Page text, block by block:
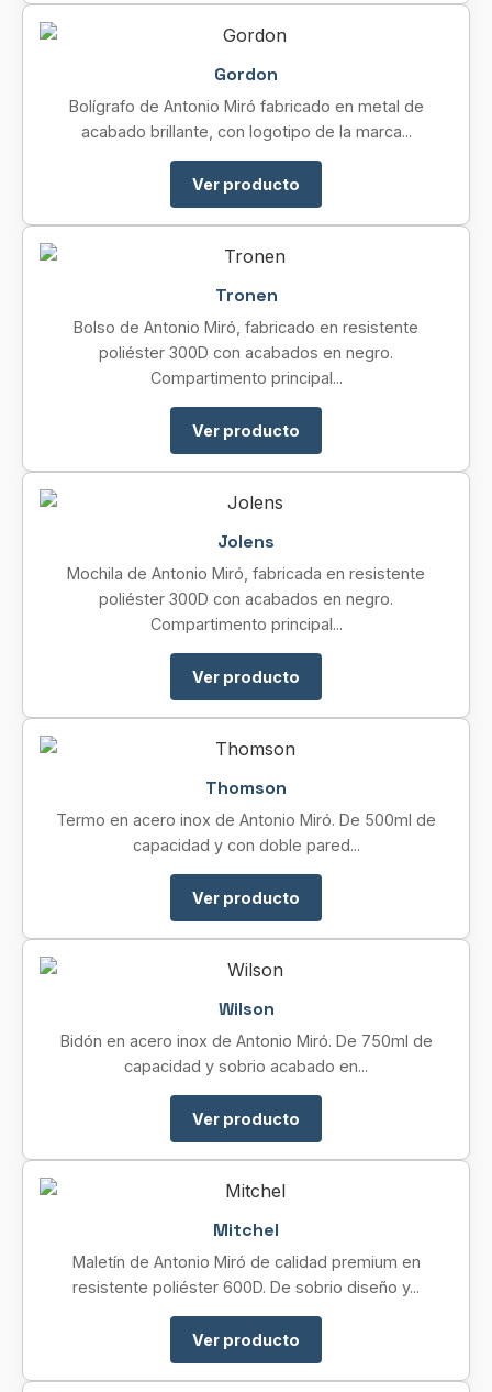
Gordon
Bolígrafo de Antonio Miró fabricado en metal de
acabado brillante, con logotipo de la marca...
Ver producto
Tronen
Bolso de Antonio Miró, fabricado en resistente
poliéster 300D con acabados en negro.
Compartimento principal...
Ver producto
Jolens
Mochila de Antonio Miró, fabricada en resistente
poliéster 300D con acabados en negro.
Compartimento principal...
Ver producto
Thomson
Termo en acero inox de Antonio Miró. De 500ml de
capacidad y con doble pared...
Ver producto
Wilson
Bidón en acero inox de Antonio Miró. De 750ml de
capacidad y sobrio acabado en...
Ver producto
Mitchel
Maletín de Antonio Miró de calidad premium en
resistente poliéster 600D. De sobrio diseño y...
Ver producto